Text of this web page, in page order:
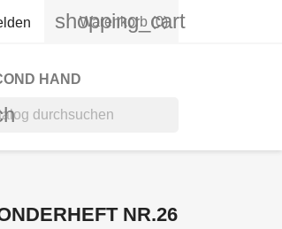
shopping_cart
Warenkorb (0)
HAND
NR.26